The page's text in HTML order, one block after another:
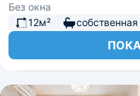
Без окна
12м²